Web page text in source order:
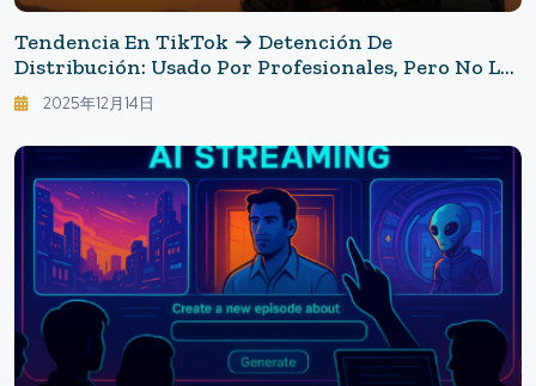
Tendencia En TikTok → Detención De
Distribución: Usado Por Profesionales, Pero No Lo
Quieren Admitir — La Música AI Está Ocurriendo
En Nashville
2025年12月14日